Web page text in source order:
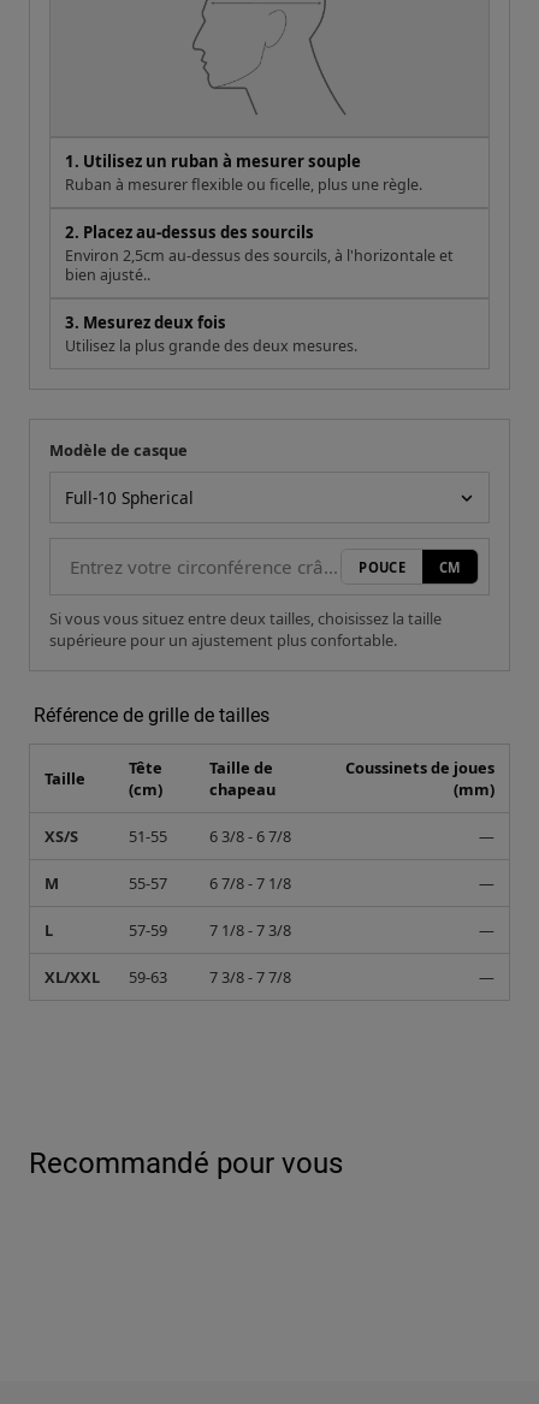
1. Utilisez un ruban à mesurer souple
Ruban à mesurer flexible ou ficelle, plus une règle.
2. Placez au-dessus des sourcils
Environ 2,5cm au-dessus des sourcils, à l'horizontale et
bien ajusté..
3. Mesurez deux fois
Utilisez la plus grande des deux mesures.
Votre mesure
Modèle de casque
POUCE CM
Si vous vous situez entre deux tailles, choisissez la taille
supérieure pour un ajustement plus confortable.
Référence de grille de tailles
Taille
Tête
(cm)
Taille de
chapeau
Coussinets de joues
(mm)
XS/S 51-55 6 3/8 - 6 7/8 —
M 55-57 6 7/8 - 7 1/8 —
L 57-59 7 1/8 - 7 3/8 —
XL/XXL 59-63 7 3/8 - 7 7/8 —
Recommandé pour vous